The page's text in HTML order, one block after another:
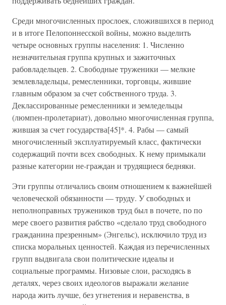
Среди многочисленных прослоек, сложившихся в период
и в итоге Пелопоннесской войны, можно выделить
четыре основных группы населения: 1. Численно
незначительная группа крупных и зажиточных
рабовладельцев. 2. Свободные труженики — мелкие
землевладельцы, ремесленники, торговцы, жившие
главным образом за счет собственного труда. 3.
Деклассированные ремесленники и земледельцы
(люмпен-пролетариат), довольно многочисленная группа,
жившая за счет государства[45]*. 4. Рабы — самый
многочисленный эксплуатируемый класс, фактически
содержащий почти всех свободных. К нему примыкали
разные категории не-граждан и трудящиеся бедняки.
Эти группы отличались своим отношением к важнейшей
человеческой обязанности — труду. У свободных и
неполноправных тружеников труд был в почете, по по
мере своего развития рабство «сделало труд свободного
гражданина презренным» (Энгельс), исключило труд из
списка моральных ценностей. Каждая из перечисленных
групп выдвигала свои политические идеалы и
социальные программы. Низовые слои, расходясь в
деталях, через своих идеологов выражали желание
народа жить лучше, без угнетения и неравенства, в